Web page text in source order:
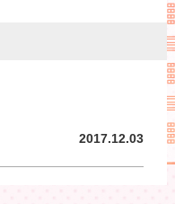
2017.12.03